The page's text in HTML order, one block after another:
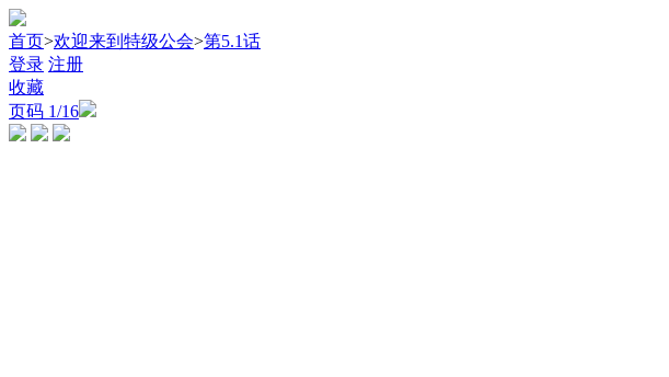
首页>欢迎来到特级公会>第5.1话
登录 注册
收藏
页码 1/16